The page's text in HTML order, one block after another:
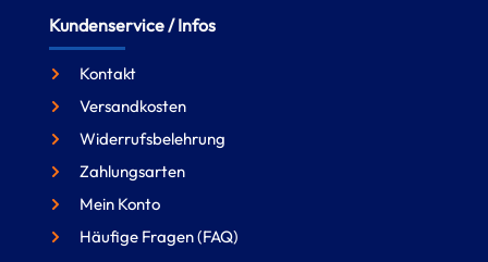
Kundenservice / Infos
Kontakt
Versandkosten
Widerrufsbelehrung
Zahlungsarten
Mein Konto
Häufige Fragen (FAQ)